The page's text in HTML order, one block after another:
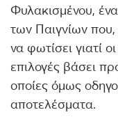
Φυλακισμένου,
των Παιγνίων
να φωτίσει γιατί
επιλογές βάσει
οποίες όμως
αποτελέσματα.